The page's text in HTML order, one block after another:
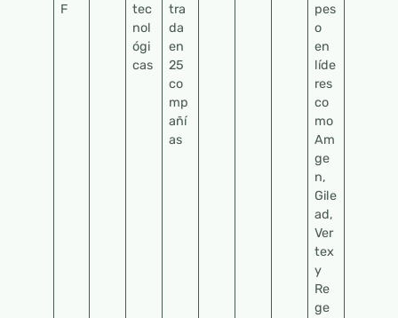
F
tec
nol
ógi
cas
tra
da
en
25
co
mp
añí
as
pes
o
en
líde
res
co
mo
Am
ge
n,
Gile
ad,
Ver
tex
y
Re
ge